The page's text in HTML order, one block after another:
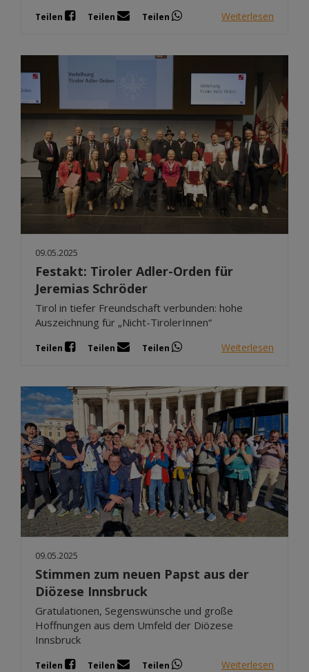
Teilen Teilen Teilen Weiterlesen
09.05.2025
Festakt: Tiroler Adler-Orden für
Jeremias Schröder
Tirol in tiefer Freundschaft verbunden: hohe
Auszeichnung für „Nicht-TirolerInnen“
Teilen Teilen Teilen Weiterlesen
09.05.2025
Stimmen zum neuen Papst aus der
Diözese Innsbruck
Gratulationen, Segenswünsche und große
Hoffnungen aus dem Umfeld der Diözese
Innsbruck
Teilen Teilen Teilen Weiterlesen